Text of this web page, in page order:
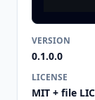
VERSION
0.1.0.0
LICENSE
MIT + file